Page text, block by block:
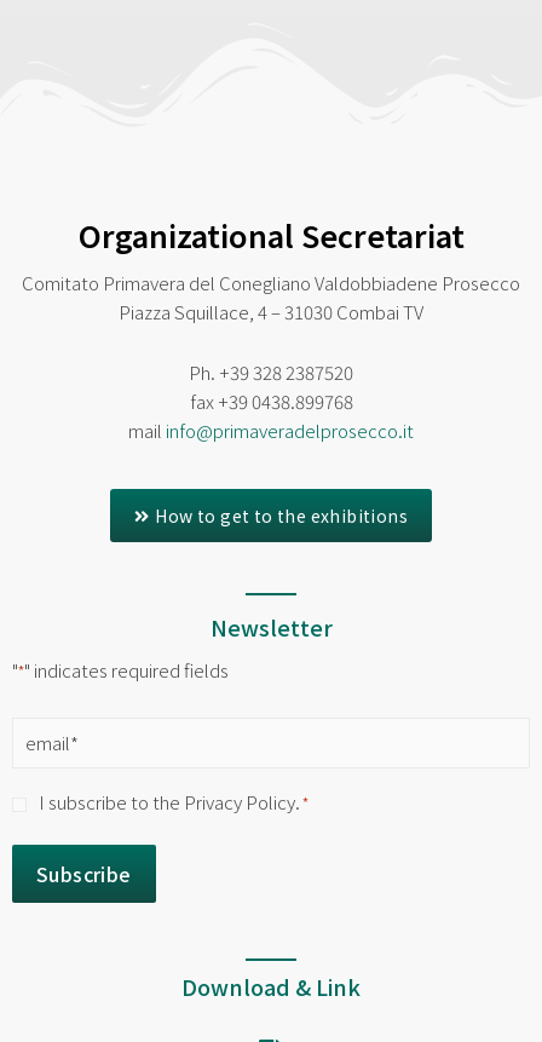
Organizational Secretariat
Comitato Primavera del Conegliano Valdobbiadene Prosecco
Piazza Squillace, 4 – 31030 Combai TV
Ph. +39 328 2387520
fax+39 0438.899768
mail info@primaveradelprosecco.it
How to get to the exhibitions
Newsletter
"*" indicates required fields
Email
Consent
I subscribe to the Privacy Policy.*
Download & Link